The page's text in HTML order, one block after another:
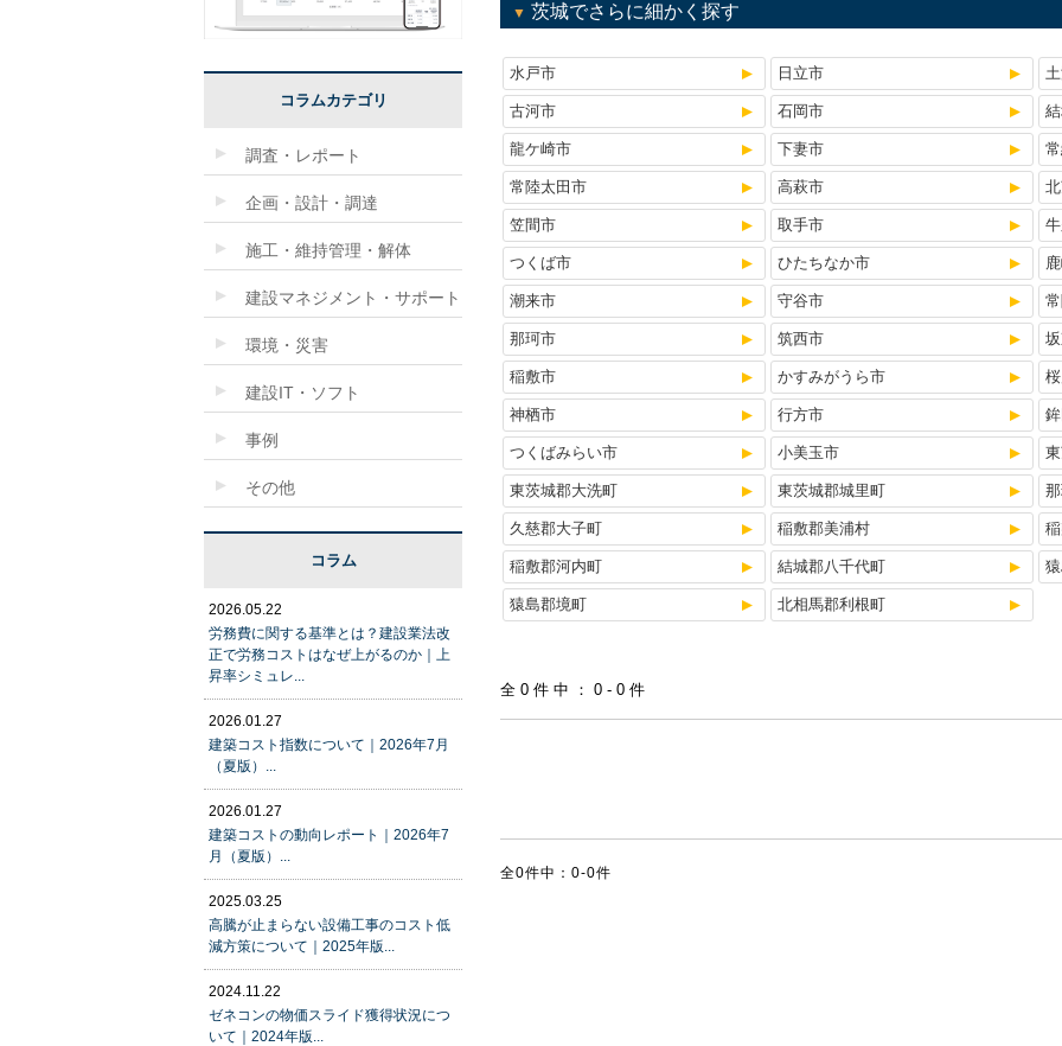
▼ 茨城でさらに細かく探す
水戸市 日立市
古河市 石岡市
龍ケ崎市 下妻市
常陸太田市 高萩市
笠間市 取手市
つくば市 ひたちなか市
潮来市 守谷市
那珂市 筑西市
稲敷市 かすみがうら市
神栖市 行方市
つくばみらい市 小美玉市
東茨城郡大洗町 東茨城郡城里町
久慈郡大子町 稲敷郡美浦村
稲敷郡河内町 結城郡八千代町
猿島郡境町 北相馬郡利根町
全0件中：0-0件
全0件中：0-0件
コラムカテゴリ
調査・レポート
企画・設計・調達
施工・維持管理・解体
建設マネジメント・サポート
環境・災害
建設IT・ソフト
事例
その他
コラム
2026.05.22
労務費に関する基準とは？建設業法改
正で労務コストはなぜ上がるのか｜上
昇率シミュレ...
2026.01.27
建築コスト指数について｜2026年7月
（夏版）...
2026.01.27
建築コストの動向レポート｜2026年7
月（夏版）...
2025.03.25
高騰が止まらない設備工事のコスト低
減方策について｜2025年版...
2024.11.22
ゼネコンの物価スライド獲得状況につ
いて｜2024年版...